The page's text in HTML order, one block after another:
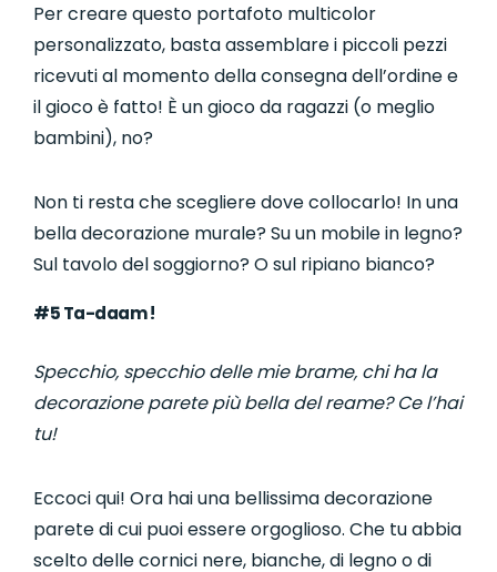
Per creare questo portafoto multicolor
personalizzato, basta assemblare i piccoli pezzi
ricevuti al momento della consegna dell’ordine e
il gioco è fatto! È un gioco da ragazzi (o meglio
bambini), no?
Non ti resta che scegliere dove collocarlo! In una
bella decorazione murale? Su un mobile in legno?
Sul tavolo del soggiorno? O sul ripiano bianco?
#5 Ta-daam !
Specchio, specchio delle mie brame, chi ha la
decorazione parete più bella del reame? Ce l’hai
tu!
Eccoci qui! Ora hai una bellissima decorazione
parete di cui puoi essere orgoglioso. Che tu abbia
scelto delle cornici nere, bianche, di legno o di